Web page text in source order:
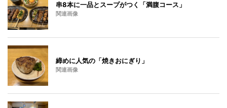
串8本に一品とスープがつく「満腹コース」
関連画像
締めに人気の「焼きおにぎり」
関連画像